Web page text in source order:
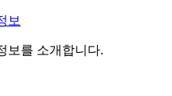
보
보를 소개합니다.